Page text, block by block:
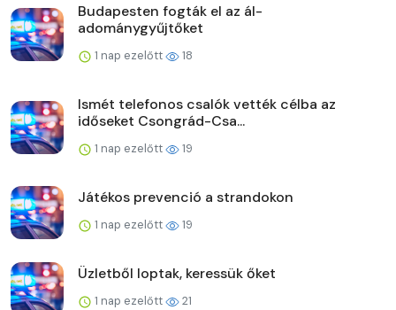
Budapesten fogták el az ál-
adománygyűjtőket
1 nap ezelőtt 18
Ismét telefonos csalók vették célba az
időseket Csongrád-Csa...
1 nap ezelőtt 19
Játékos prevenció a strandokon
1 nap ezelőtt 19
Üzletből loptak, keressük őket
1 nap ezelőtt 21